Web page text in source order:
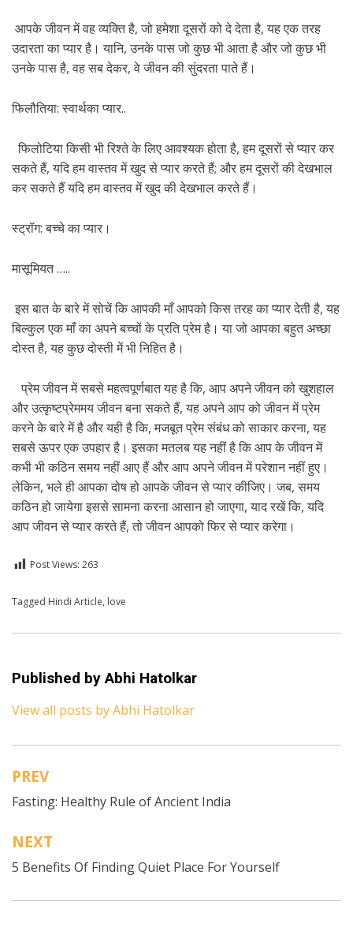
आपके जीवन में वह व्यक्ति है, जो हमेशा दूसरों को दे देता है, यह एक तरह
उदारता का प्यार है। यानि, उनके पास जो कुछ भी आता है और जो कुछ भी
उनके पास है, वह सब देकर, वे जीवन की सुंदरता पाते हैं।
फिलौतिया: स्वार्थका प्यार..
फिलोटिया किसी भी रिश्ते के लिए आवश्यक होता है, हम दूसरों से प्यार कर
सकते हैं, यदि हम वास्तव में खुद से प्यार करते हैं; और हम दूसरों की देखभाल
कर सकते हैं यदि हम वास्तव में खुद की देखभाल करते हैं।
स्ट्रॉग: बच्चे का प्यार।
मासूमियत …..
इस बात के बारे में सोचें कि आपकी माँ आपको किस तरह का प्यार देती है, यह
बिल्कुल एक माँ का अपने बच्चों के प्रति प्रेम है। या जो आपका बहुत अच्छा
दोस्त है, यह कुछ दोस्ती में भी निहित है।
प्रेम जीवन में सबसे महत्वपूर्णबात यह है कि, आप अपने जीवन को खुशहाल
और उत्कृष्टप्रेममय जीवन बना सकते हैं, यह अपने आप को जीवन में प्रेम
करने के बारे में है और यही है कि, मजबूत प्रेम संबंध को साकार करना, यह
सबसे ऊपर एक उपहार है। इसका मतलब यह नहीं है कि आप के जीवन में
कभी भी कठिन समय नहीं आए हैं और आप अपने जीवन में परेशान नहीं हुए।
लेकिन, भले ही आपका दोष हो आपके जीवन से प्यार कीजिए। जब, समय
कठिन हो जायेगा इससे सामना करना आसान हो जाएगा, याद रखें कि, यदि
आप जीवन से प्यार करते हैं, तो जीवन आपको फिर से प्यार करेगा।
Post Views: 263
Posted inHindi
Tagged Hindi Article, love
Published byAbhi Hatolkar
View all posts by Abhi Hatolkar
Post
navigation
PREV
Fasting: Healthy Rule of Ancient India
NEXT
5 Benefits Of Finding Quiet Place For Yourself